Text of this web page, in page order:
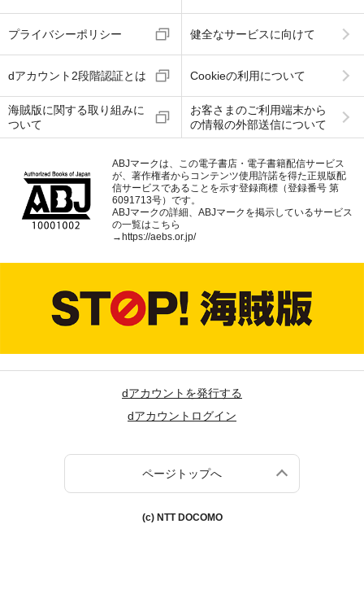
プライバシーポリシー 健全なサービスに向けて
dアカウント2段階認証とは Cookieの利用について
海賊版に関する取り組みに
ついて
お客さまのご利用端末から
の情報の外部送信について
ABJマークは、この電子書店・電子書籍配信サービス
が、著作権者からコンテンツ使用許諾を得た正規版配
信サービスであることを示す登録商標（登録番号 第
6091713号）です。
ABJマークの詳細、ABJマークを掲示しているサービス
の一覧はこちら
→https://aebs.or.jp/
dアカウントを発行する
dアカウントログイン
ページトップへ
(c) NTT DOCOMO